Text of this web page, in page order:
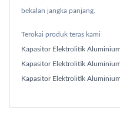
bekalan jangka panjang.
Terokai produk teras kami
Kapasitor Elektrolitik
Kapasitor Elektrolitik
Kapasitor Elektrolitik Aluminium